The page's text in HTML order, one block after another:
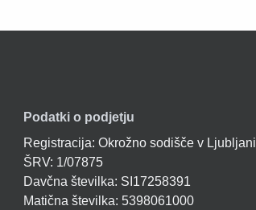
Podatki o podjetju
Registracija: Okrožno sodišče v Ljubljani
ŠRV: 1/07875
Davčna številka: SI17258391
Matična številka: 5398061000